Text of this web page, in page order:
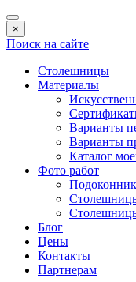
×
Поиск на сайте
Столешницы
Материалы
Варианты
Варианты
Каталог
Фото работ
Блог
Цены
Контакты
Партнерам